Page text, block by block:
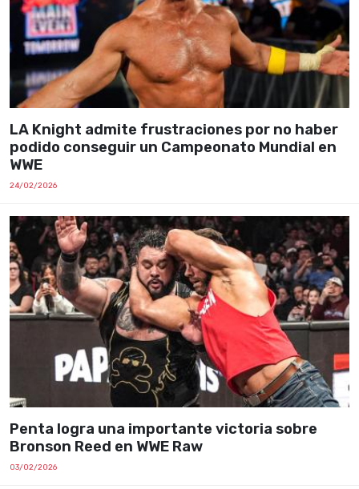
LA Knight admite frustraciones por no haber
podido conseguir un Campeonato Mundial en
WWE
24/02/2026
Penta logra una importante victoria sobre
Bronson Reed en WWE Raw
03/02/2026